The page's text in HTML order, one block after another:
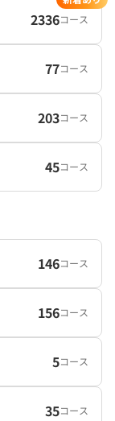
2336コース
77コース
203コース
45コース
146コース
156コース
5コース
35コース